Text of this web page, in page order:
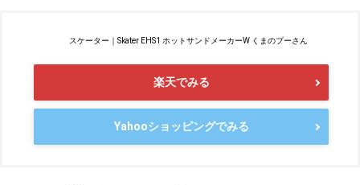
スケーター｜Skater EHS1 ホットサンドメーカーW くまのプーさん
楽天でみる
Yahooショッピングでみる